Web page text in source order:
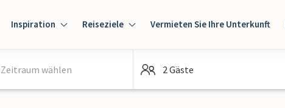
Inspiration Reiseziele Vermieten Sie Ihre Unterkunft
Zeitraum wählen 2 Gäste